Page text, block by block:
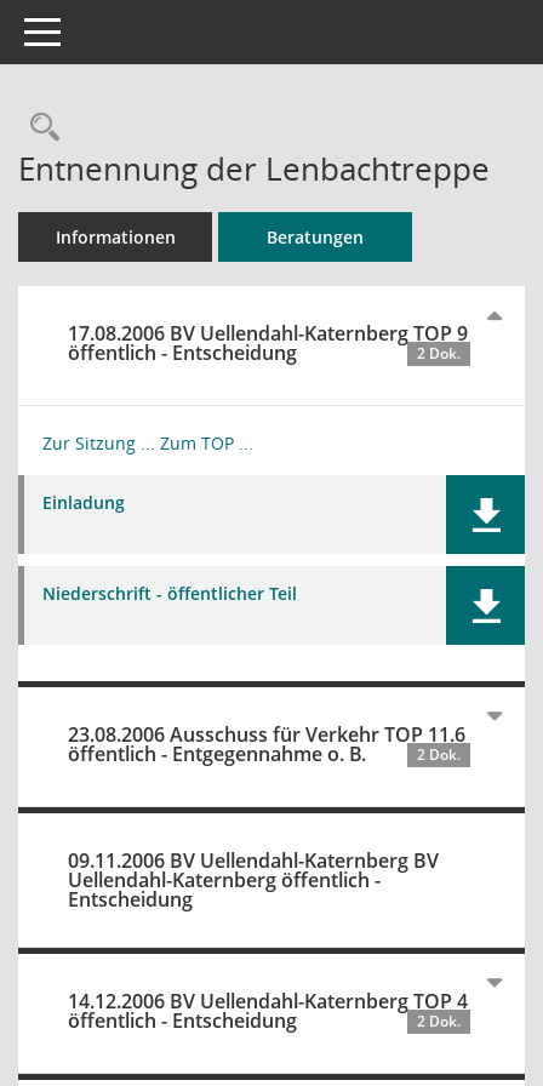
Toggle navigation
Rechercheauswahl
Entnennung der Lenbachtreppe
Informationen Beratungen
17.08.2006 BV Uellendahl-Katernberg TOP 9
öffentlich - Entscheidung 2 Dok.
Zur Sitzung ... Zum TOP ...
Einladung
Niederschrift - öffentlicher Teil
23.08.2006 Ausschuss für Verkehr TOP 11.6
öffentlich - Entgegennahme o. B. 2 Dok.
09.11.2006 BV Uellendahl-Katernberg BV
Uellendahl-Katernberg öffentlich -
Entscheidung
14.12.2006 BV Uellendahl-Katernberg TOP 4
öffentlich - Entscheidung 2 Dok.